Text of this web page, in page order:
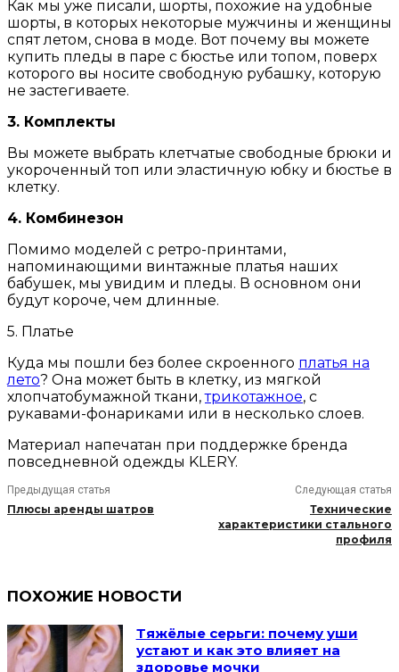
Как мы уже писали, шорты, похожие на удобные
шорты, в которых некоторые мужчины и женщины
спят летом, снова в моде. Вот почему вы можете
купить пледы в паре с бюстье или топом, поверх
которого вы носите свободную рубашку, которую
не застегиваете.
3. Комплекты
Вы можете выбрать клетчатые свободные брюки и
укороченный топ или эластичную юбку и бюстье в
клетку.
4. Комбинезон
Помимо моделей с ретро-принтами,
напоминающими винтажные платья наших
бабушек, мы увидим и пледы. В основном они
будут короче, чем длинные.
5. Платье
Куда мы пошли без более скроенного платья на
лето? Она может быть в клетку, из мягкой
хлопчатобумажной ткани,трикотажное, с
рукавами-фонариками или в несколько слоев.
Материал напечатан при поддержке бренда
повседневной одежды KLERY.
Предыдущая статья
Плюсы аренды шатров
Следующая статья
Технические
характеристики стального
профиля
ПОХОЖИЕ НОВОСТИ
Тяжёлые серьги: почему уши
устают и как это влияет на
здоровье мочки